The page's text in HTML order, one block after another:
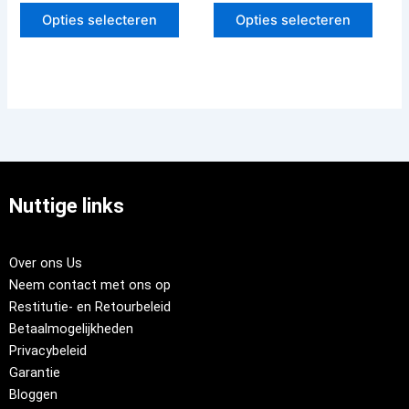
Opties selecteren Opties selecteren
Nuttige links
Over ons Us
Neem contact met ons op
Restitutie- en Retourbeleid
Betaalmogelijkheden
Privacybeleid
Garantie
Bloggen